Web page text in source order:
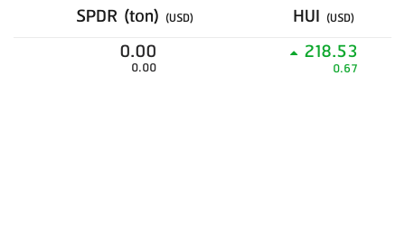
SPDR (ton) (USD) HUI (USD)
0.00
0.00
218.53
0.67